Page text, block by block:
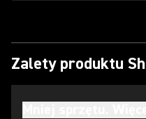
Zalety produktu